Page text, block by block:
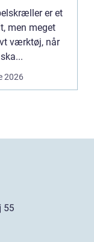
økonomi i
er et
men meget
værktøj, når
2026